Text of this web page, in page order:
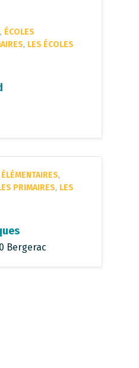
, ÉCOLES
, LES ÉCOLES
,
PRIMAIRES, LES
Bergerac